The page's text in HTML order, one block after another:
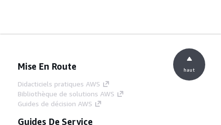
Mise En Route
Didacticiels pratiques AWS
Bibliothèque de solutions AWS
Guides de décision AWS
Guides De Service
haut